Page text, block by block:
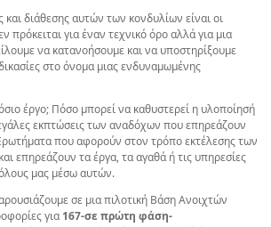
διάθεσης αυτών των κονδυλίων είναι οι
πρόκειται για έναν τεχνικό όρο αλλά για μια
να κατανοήσουμε και να υποστηρίξουμε
στο όνομα μιας ενδυναμωμένης
έργο; Πόσο μπορεί να καθυστερεί η υλοποίησή
εκπτώσεις των αναδόχων που επηρεάζουν
που αφορούν στον τρόπο εκτέλεσης των
επηρεάζουν τα έργα, τα αγαθά ή τις υπηρεσίες
μας μέσω αυτών.
σε μια πιλοτική Βάση Ανοιχτών
για167-σε πρώτη φάση-